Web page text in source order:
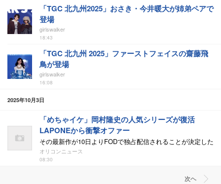
「TGC 北九州2025」おさき・今井暖大が姉弟ペアで
登場
girlswalker
18:43
「TGC 北九州 2025」ファーストフェイスの齋藤飛
鳥が登場
girlswalker
16:08
2025年10月3日
「めちゃイケ」岡村隆史の人気シリーズが復活
LAPONEから衝撃オファー
その最新作が10日よりFODで独占配信されることが決定した
オリコンニュース
08:30
次ヘ